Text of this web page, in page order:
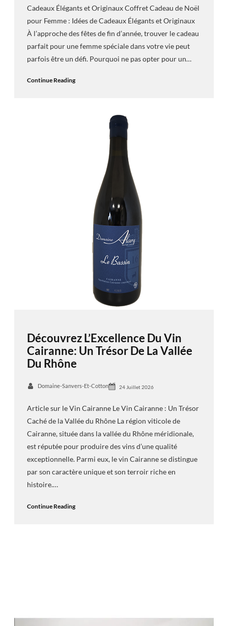
Cadeaux Élégants et Originaux Coffret Cadeau de Noël
pour Femme : Idées de Cadeaux Élégants et Originaux
À l’approche des fêtes de fin d’année, trouver le cadeau
parfait pour une femme spéciale dans votre vie peut
parfois être un défi. Pourquoi ne pas opter pour un…
Continue Reading
Découvrez L’Excellence Du Vin
Cairanne: Un Trésor De La Vallée
Du Rhône
Domaine-Sanvers-Et-Cotton 24 Juillet 2026
Article sur le Vin Cairanne Le Vin Cairanne : Un Trésor
Caché de la Vallée du Rhône La région viticole de
Cairanne, située dans la vallée du Rhône méridionale,
est réputée pour produire des vins d’une qualité
exceptionnelle. Parmi eux, le vin Cairanne se distingue
par son caractère unique et son terroir riche en
histoire.…
Continue Reading